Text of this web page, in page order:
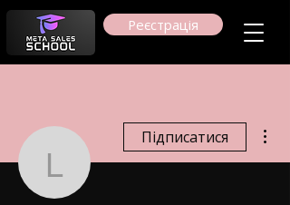
Реєстрація
leraantonyuk3
Підписатися